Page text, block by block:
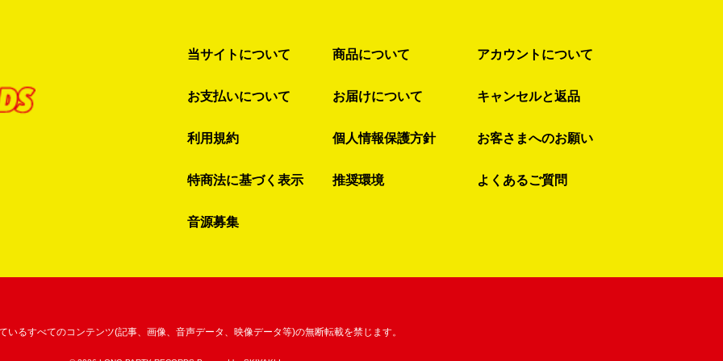
当サイトについて 商品について アカウントについて
お支払いについて お届けについて キャンセルと返品
利用規約 個人情報保護方針 お客さまへのお願い
特商法に基づく表示 推奨環境 よくあるご質問
音源募集
いるすべてのコンテンツ(記事、画像、音声データ、映像データ等)の無断転載を禁じます。